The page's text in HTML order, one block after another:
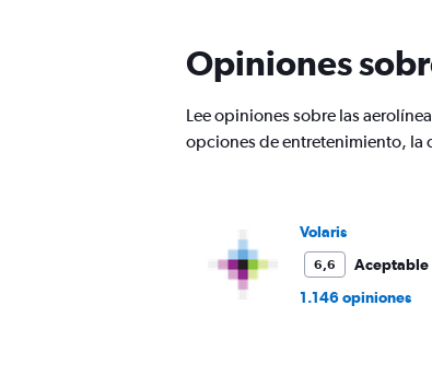
Opiniones
Lee opiniones sobre las
opciones de entretenimiento, la
Volaris
6,6
Aceptable
1.146 opiniones